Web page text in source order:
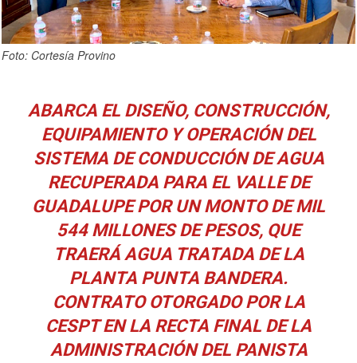
Foto: Cortesía Provino
ABARCA EL DISEÑO, CONSTRUCCIÓN,
EQUIPAMIENTO Y OPERACIÓN DEL
SISTEMA DE CONDUCCIÓN DE AGUA
RECUPERADA PARA EL VALLE DE
GUADALUPE POR UN MONTO DE MIL
544 MILLONES DE PESOS, QUE
TRAERÁ AGUA TRATADA DE LA
PLANTA PUNTA BANDERA.
CONTRATO OTORGADO POR LA
CESPT EN LA RECTA FINAL DE LA
ADMINISTRACIÓN DEL PANISTA